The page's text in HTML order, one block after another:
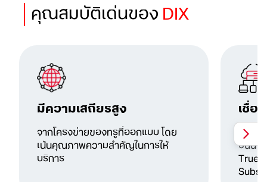
คุณสมบัติเด่นของDIX
มีความเสถียรสูง
จากโครงข่ายของทรูที่ออกแบบ โดย
เน้นคุณภาพความสำคัญในการให้
บริการ
เชื่อ
เชื่อ
ชั้นนำ
True